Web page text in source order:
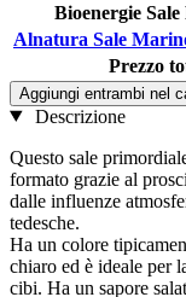
Bioenergie Sale
Alnatura Sale
Prezzo
Aggiungi entrambi nel
Descrizione
Questo sale
formato grazie al
dalle influenze
tedesche.
Ha un colore
chiaro ed è ideale per
cibi. Ha un sapore